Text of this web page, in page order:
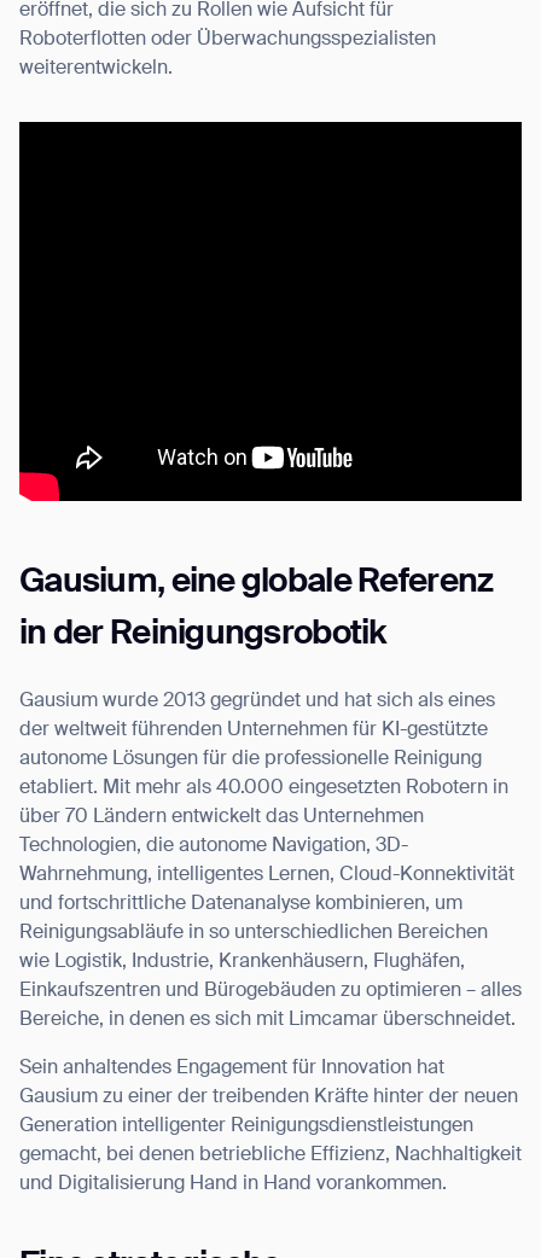
eröffnet, die sich zu Rollen wie Aufsicht für
Roboterflotten oder Überwachungsspezialisten
weiterentwickeln.
Gausium, eine globale Referenz
in der Reinigungsrobotik
Gausium wurde 2013 gegründet und hat sich als eines
der weltweit führenden Unternehmen für KI-gestützte
autonome Lösungen für die professionelle Reinigung
etabliert. Mit mehr als 40.000 eingesetzten Robotern in
über 70 Ländern entwickelt das Unternehmen
Technologien, die autonome Navigation, 3D-
Wahrnehmung, intelligentes Lernen, Cloud-Konnektivität
und fortschrittliche Datenanalyse kombinieren, um
Reinigungsabläufe in so unterschiedlichen Bereichen
wie Logistik, Industrie, Krankenhäusern, Flughäfen,
Einkaufszentren und Bürogebäuden zu optimieren – alles
Bereiche, in denen es sich mit Limcamar überschneidet.
Sein anhaltendes Engagement für Innovation hat
Gausium zu einer der treibenden Kräfte hinter der neuen
Generation intelligenter Reinigungsdienstleistungen
gemacht, bei denen betriebliche Effizienz, Nachhaltigkeit
und Digitalisierung Hand in Hand vorankommen.